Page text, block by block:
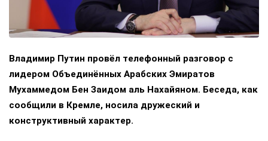
Владимир Путин провёл телефонный разговор с
лидером Объединённых Арабских Эмиратов
Мухаммедом Бен Заидом аль Нахайяном. Беседа, как
сообщили в Кремле, носила дружеский и
конструктивный характер.